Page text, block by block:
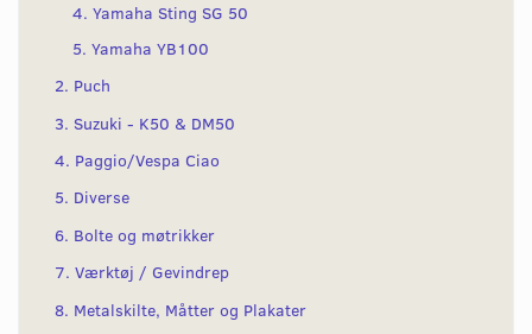
4. Yamaha Sting SG 50
5. Yamaha YB100
2. Puch
3. Suzuki - K50 & DM50
4. Paggio/Vespa Ciao
5. Diverse
6. Bolte og møtrikker
7. Værktøj / Gevindrep
8. Metalskilte, Måtter og Plakater